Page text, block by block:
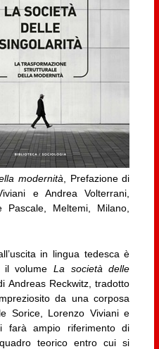
modernità, Prefazione di
e Andrea Volterrani,
Pascale, Meltemi, Milano,
in lingua tedesca è
il volumeLa società delle
Andreas Reckwitz, tradotto
da una corposa
Sorice, Lorenzo Viviani e
farà ampio riferimento di
teorico entro cui si